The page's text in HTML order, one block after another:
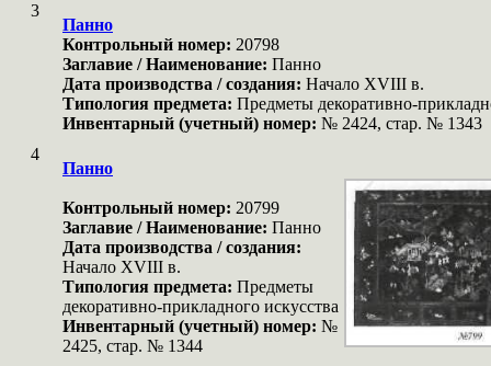
3
Панно
Контрольный номер: 20798
Заглавие / Наименование: Панно
Дата производства / создания: Начало XVIII в.
Типология предмета: Предметы декоративно-
Инвентарный (учетный) номер: № 2424, стар. № 1343
4
Панно
Контрольный номер: 20799
Заглавие / Наименование: Панно
Дата производства / создания:
Начало XVIII в.
Типология предмета: Предметы
декоративно-прикладного искусства
Инвентарный (учетный) номер: №
2425, стар. № 1344